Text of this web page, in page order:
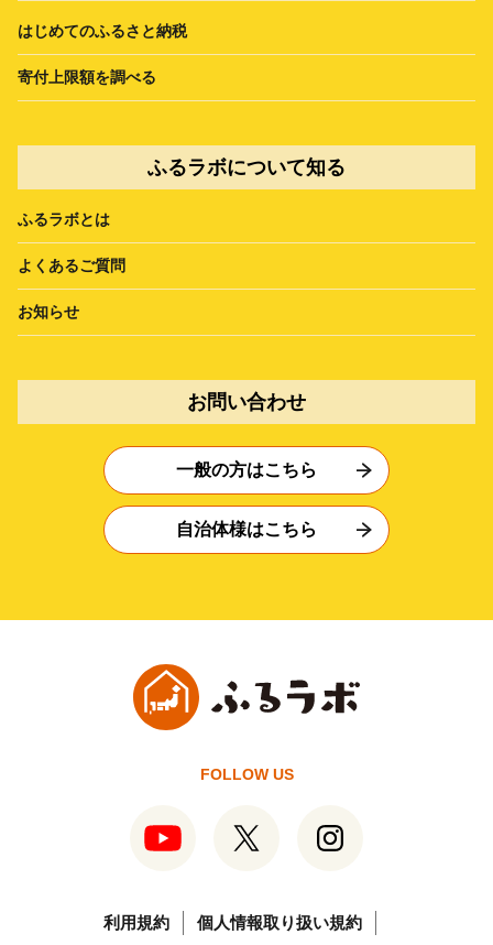
はじめてのふるさと納税
寄付上限額を調べる
ふるラボについて知る
ふるラボとは
よくあるご質問
お知らせ
お問い合わせ
一般の方はこちら
自治体様はこちら
FOLLOW US
利用規約 個人情報取り扱い規約